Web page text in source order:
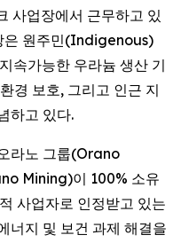
사업장에서 근무하고 있
은 원주민(Indigenous)
속가능한 우라늄 생산 기
경 보호, 그리고 인근 지
하고 있다.
라노 그룹(Orano
Mining)이 100% 소유
사업자로 인정받고 있는
너지 및 보건 과제 해결을